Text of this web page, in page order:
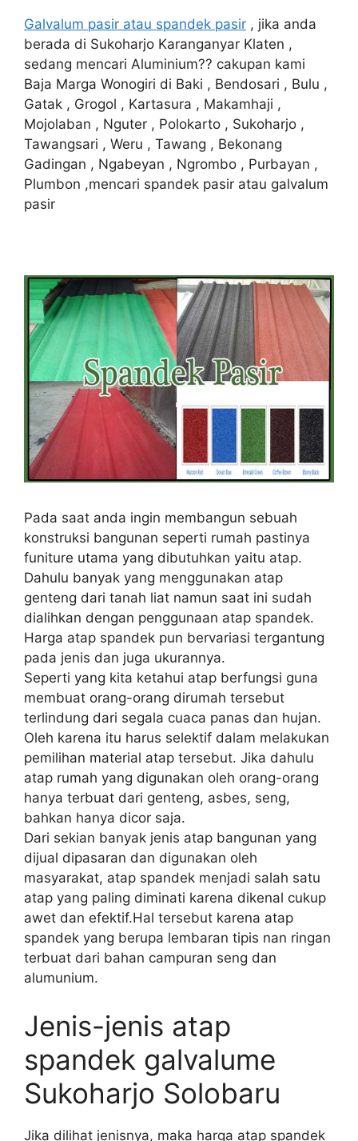
Galvalum pasir atau spandek pasir , jika anda
berada di Sukoharjo Karanganyar Klaten ,
sedang mencari Aluminium?? cakupan kami
Baja Marga Wonogiri di Baki , Bendosari , Bulu ,
Gatak , Grogol , Kartasura , Makamhaji ,
Mojolaban , Nguter , Polokarto , Sukoharjo ,
Tawangsari , Weru , Tawang , Bekonang
Gadingan , Ngabeyan , Ngrombo , Purbayan ,
Plumbon ,mencari spandek pasir atau galvalum
pasir
Pada saat anda ingin membangun sebuah
konstruksi bangunan seperti rumah pastinya
funiture utama yang dibutuhkan yaitu atap.
Dahulu banyak yang menggunakan atap
genteng dari tanah liat namun saat ini sudah
dialihkan dengan penggunaan atap spandek.
Harga atap spandek pun bervariasi tergantung
pada jenis dan juga ukurannya.
Seperti yang kita ketahui atap berfungsi guna
membuat orang-orang dirumah tersebut
terlindung dari segala cuaca panas dan hujan.
Oleh karena itu harus selektif dalam melakukan
pemilihan material atap tersebut. Jika dahulu
atap rumah yang digunakan oleh orang-orang
hanya terbuat dari genteng, asbes, seng,
bahkan hanya dicor saja.
Dari sekian banyak jenis atap bangunan yang
dijual dipasaran dan digunakan oleh
masyarakat, atap spandek menjadi salah satu
atap yang paling diminati karena dikenal cukup
awet dan efektif.Hal tersebut karena atap
spandek yang berupa lembaran tipis nan ringan
terbuat dari bahan campuran seng dan
alumunium.
Jenis-jenis atap
spandek galvalume
Sukoharjo Solobaru
Jika dilihat jenisnya, maka harga atap spandek